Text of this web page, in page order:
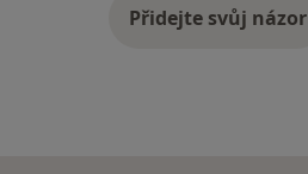
Přidejte svůj názor